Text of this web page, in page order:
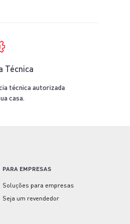
Técnica
técnica autorizada
casa.
PARA EMPRESAS
Soluções para empresas
Seja um revendedor